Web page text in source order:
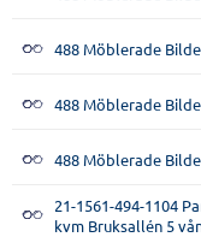
488 Möblerade
488 Möblerade
488 Möblerade
21-1561-494-1104
kvm Bruksallén 5